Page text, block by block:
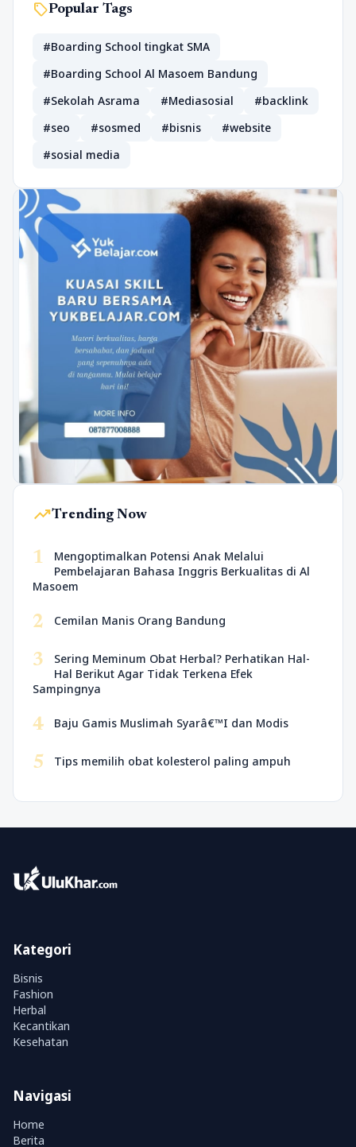
sellPopular Tags
#Boarding School tingkat SMA
#Boarding School Al Masoem Bandung
#Sekolah Asrama
#Mediasosial
#backlink
#seo
#sosmed #bisnis
#website
#sosial media
trending_upTrending Now
1
Mengoptimalkan Potensi Anak Melalui
Pembelajaran Bahasa Inggris Berkualitas di Al
Masoem
2 Cemilan Manis Orang Bandung
3
Sering Meminum Obat Herbal? Perhatikan Hal-
Hal Berikut Agar Tidak Terkena Efek
Sampingnya
4 Baju Gamis Muslimah Syarâ€™I dan Modis
5 Tips memilih obat kolesterol paling ampuh
Kategori
Bisnis
Fashion
Herbal
Kecantikan
Kesehatan
Navigasi
Home
Berita